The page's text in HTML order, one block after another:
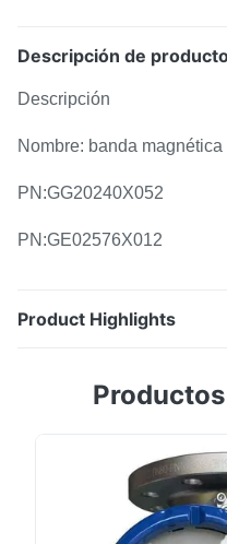
Descripción de
Descripción
Nombre: banda magnética
PN:GG20240X052
PN:GE02576X012
Product Highlights
PN:GG20240X052